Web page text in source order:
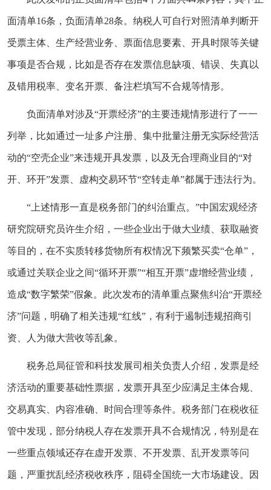
面清单16条，负面清单28条。纳税人可自行对照清单判断开
受票主体、生产经营业务、票面信息要素、开具时限等关键
事项是否合规，比如是否存在发票信息缺项、错误、失真以
及错用税率、变名开票、备注栏填写不合规等情形。
负面清单对涉及“开票经济”的主要违规情形进行了一一
列举，比如通过一址多户注册、集中批量注册无实际经营活
动的“空壳企业”来违规开具发票，以及无合理商业目的“对
开、环开”发票、虚构交易环节“空转走单”都属于违法行为。
“上述情形一直是税务部门的纠治重点。”中国宏观经济
研究院研究员许生介绍，一些企业出于做大业绩、获取融资
等目的，在不实质转移货物所有权情况下频繁买卖“仓单”，
或通过关联企业之间“循环开票”“相互开票”虚增经营业绩，
造成“数字繁荣”假象。此次发布的清单重点聚焦纠治“开票经
济”问题，明确了相关违规“红线”，有利于遏制违规招商引
资、人为做大营收等乱象。
税务总局征管和科技发展司相关负责人介绍，发票是经
济活动的重要基础性票据，发票开具至少应满足主体合规、
交易真实、内容准确、时间合理等条件。税务部门在税收征
管中发现，部分纳税人存在发票开具不合规情况，特别是在
一些重点领域还存在虚开发票、不开发票、乱开发票等问
题，严重扰乱经济税收秩序，阻碍全国统一大市场建设。因